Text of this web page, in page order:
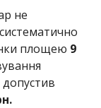
не
площею 9